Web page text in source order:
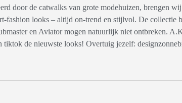
door de catwalks van grote modehuizen, brengen
fashion looks – altijd on-trend en stijlvol. De
en Aviator mogen natuurlijk niet ontbreken.
tiktok de nieuwste looks! Overtuig jezelf: